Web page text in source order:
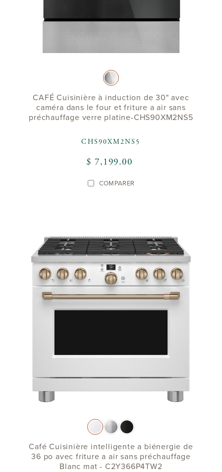
CAFÉ Cuisinière à induction de 30" avec
caméra dans le four et friture a air sans
préchauffage verre platine-CHS90XM2NS5
CHS90XM2NS5
$ 7,199.00
COMPARER
Café Cuisinière intelligente a biénergie de
36 po avec friture a air sans préchauffage
Blanc mat - C2Y366P4TW2